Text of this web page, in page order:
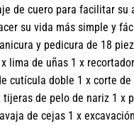
de cuero para facilitar
su vida más simple y
y pedicura de 18
lima de uñas 1 x
cutícula doble 1 x corte
de pelo de nariz 1 x
de cejas 1 x